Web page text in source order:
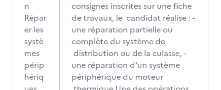
n
Répar
er les
systè
mes
périp
hériq
consignes inscrites sur une fiche
de travaux, le candidat réalise : -
une réparation partielle ou
complète du système de
distribution ou de la culasse, -
une réparation d'un système
périphérique du moteur